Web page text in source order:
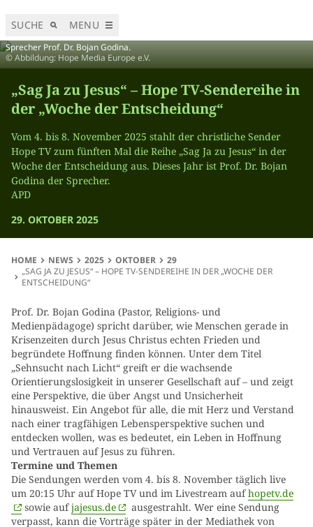
SUCHE MENU
Sprecher Prof. Dr. Bojan Godina.
© Abbildung: Hope Media Europe e.V.
„Sag Ja zu Jesus“ – Hope TV-Sendereihe in
der „Woche der Entscheidung“
Vom 4. bis 8. November 2025 stahlt der christliche Sender
Hope TV zum fünften Mal die Reihe „Sag Ja zu Jesus“ in der
Woche der Entscheidung aus. Dieses Jahr ist Prof. Dr. Bojan
Godina der Sprecher.
APD
29. OKTOBER 2025
HOME NEWS 2025 OKTOBER
29
„SAG JA ZU JESUS“ – HOPE TV-SENDEREIHE IN DER „WOCHE DER
ENTSCHEIDUNG“
Prof. Dr. Bojan Godina (Pastor, Religions- und
Medienpädagoge) spricht darüber, wie Menschen gerade in
Krisenzeiten durch Jesus Christus echten Frieden und
begründete Hoffnung finden können. Unter dem Titel
„Sehnsucht nach Licht“ greift er die wachsende
Orientierungslosigkeit in unserer Gesellschaft auf – und zeigt
eine Perspektive, die über Angst und Unsicherheit
hinausweist. Ein Angebot für alle, die mit Herz und Verstand
nach einer tragfähigen Lebensperspektive suchen und
entdecken wollen, was es bedeutet, ein Leben in Hoffnung
und Vertrauen auf Jesus zu führen.
Termine und Themen
Die Sendungen werden vom 4. bis 8. November täglich live
um 20:15 Uhr auf Hope TV und im Livestream aufhopetv.de
sowie aufjajesus.de
ausgestrahlt. Wer eine Sendung
verpasst, kann die Vorträge später in der Mediathek von